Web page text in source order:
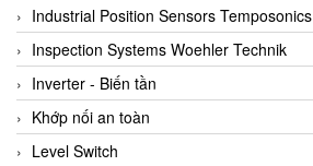
ATEX System
ATI - IA
ATI (Analytical Technology Inc)
Atos
Atrax
Industrial Position Sensors Temposonics
Inspection Systems Woehler Technik
Inverter - Biến tần
Khớp nối an toàn
Level Switch